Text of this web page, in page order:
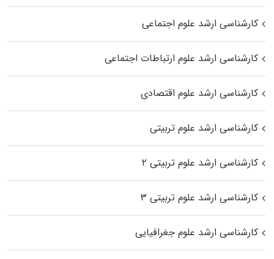
کارشناسی ارشد علوم اجتماعی
کارشناسی ارشد علوم ارتباطات اجتماعی
کارشناسی ارشد علوم اقتصادی
کارشناسی ارشد علوم تربیتی
کارشناسی ارشد علوم تربیتی ۲
کارشناسی ارشد علوم تربیتی ۳
کارشناسی ارشد علوم جغرافیایی